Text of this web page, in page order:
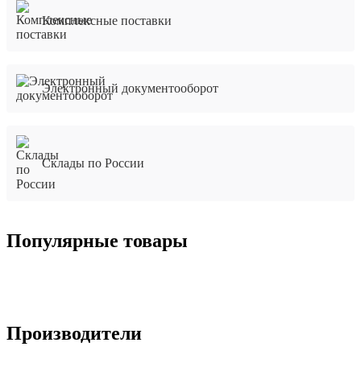
Комплексные поставки
Электронный документооборот
Склады по России
Популярные товары
Производители